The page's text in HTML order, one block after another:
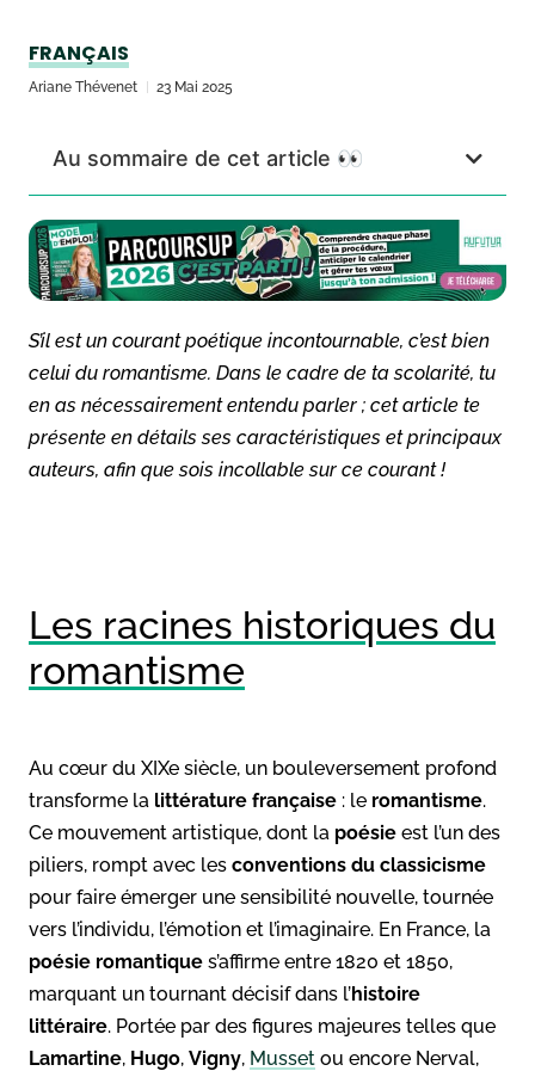
FRANÇAIS
Ariane Thévenet 23 Mai 2025
Au sommaire de cet article 👀
S’il est un courant poétique incontournable, c’est bien
celui du romantisme. Dans le cadre de ta scolarité, tu
en as nécessairement entendu parler ; cet article te
présente en détails ses caractéristiques et principaux
auteurs, afin que sois incollable sur ce courant !
Les racines historiques du
romantisme
Au cœur du XIXe siècle, un bouleversement profond
transforme la littérature française : le romantisme.
Ce mouvement artistique, dont la poésie est l’un des
piliers, rompt avec les conventions du classicisme
pour faire émerger une sensibilité nouvelle, tournée
vers l’individu, l’émotion et l’imaginaire. En France, la
poésie romantique s’affirme entre 1820 et 1850,
marquant un tournant décisif dans l’histoire
littéraire. Portée par des figures majeures telles que
Lamartine, Hugo, Vigny, Musset ou encore Nerval,